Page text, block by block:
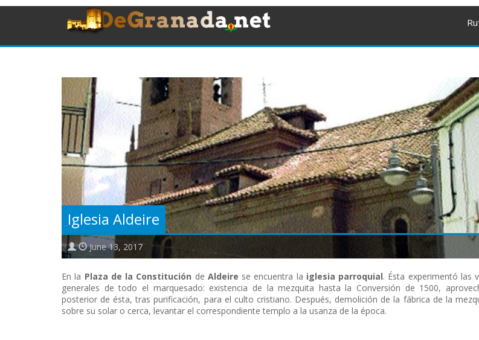
Iglesia Aldeire
June 13, 2017
En la Plaza de la Constitución de Aldeire se encuentra la iglesia parroquial. Ésta experimentó las
generales de todo el marquesado: existencia de la mezquita hasta la Conversión de 1500,
posterior de ésta, tras purificación, para el culto cristiano. Después, demolición de la fábrica de la
sobre su solar o cerca, levantar el correspondiente templo a la usanza de la época.